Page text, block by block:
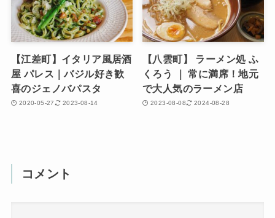
【江差町】イタリア風居酒
屋 パレス｜バジル好き歓
喜のジェノバパスタ
2020-05-27 2023-08-14
【八雲町】 ラーメン処 ふ
くろう ｜ 常に満席！地元
で大人気のラーメン店
2023-08-08 2024-08-28
コメント